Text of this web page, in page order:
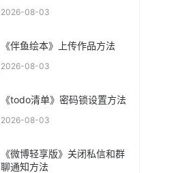
2026-08-03
《伴鱼绘本》上传作品方法
2026-08-03
《todo清单》密码锁设置方法
2026-08-03
《微博轻享版》关闭私信和群
聊通知方法